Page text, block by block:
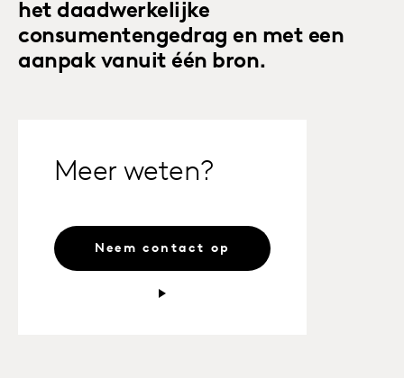
het daadwerkelijke
consumentengedrag en met een
aanpak vanuit één bron.
Meer weten?
Neem contact op